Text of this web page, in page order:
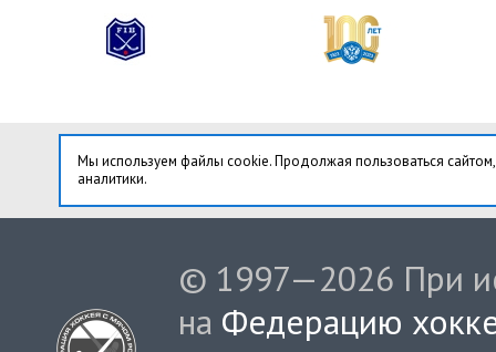
Мы используем файлы cookie. Продолжая пользоваться
аналитики.
© 1997—2026 При
на Федерацию